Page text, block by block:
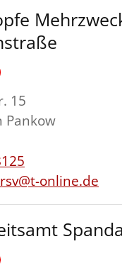
15
Pankow
online.de